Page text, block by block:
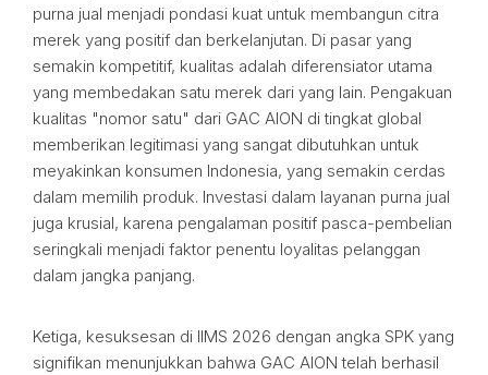
purna jual menjadi pondasi kuat untuk membangun citra
merek yang positif dan berkelanjutan. Di pasar yang
semakin kompetitif, kualitas adalah diferensiator utama
yang membedakan satu merek dari yang lain. Pengakuan
kualitas "nomor satu" dari GAC AION di tingkat global
memberikan legitimasi yang sangat dibutuhkan untuk
meyakinkan konsumen Indonesia, yang semakin cerdas
dalam memilih produk. Investasi dalam layanan purna jual
juga krusial, karena pengalaman positif pasca-pembelian
seringkali menjadi faktor penentu loyalitas pelanggan
dalam jangka panjang.
Ketiga, kesuksesan di IIMS 2026 dengan angka SPK yang
signifikan menunjukkan bahwa GAC AION telah berhasil